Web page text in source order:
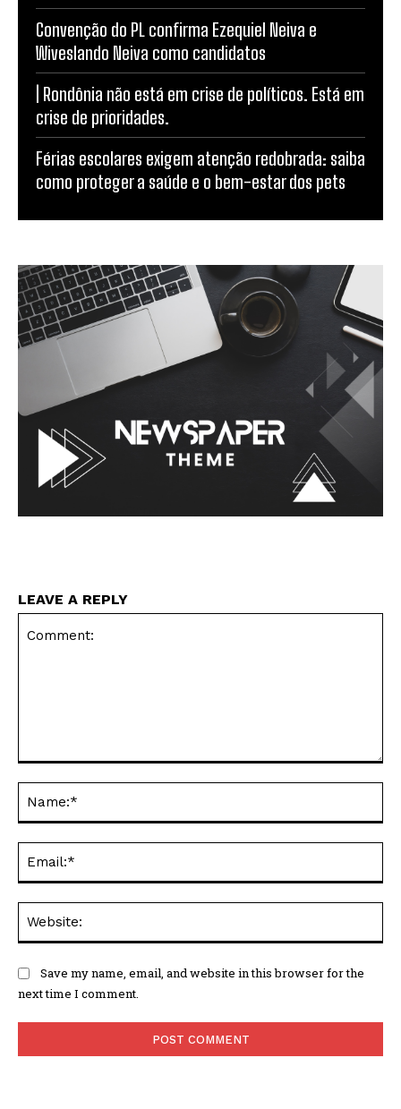
Convenção do PL confirma Ezequiel Neiva e
Wiveslando Neiva como candidatos
| Rondônia não está em crise de políticos. Está em
crise de prioridades.
Férias escolares exigem atenção redobrada: saiba
como proteger a saúde e o bem-estar dos pets
LEAVE A REPLY
Save my name, email, and website in this browser for the
next time I comment.